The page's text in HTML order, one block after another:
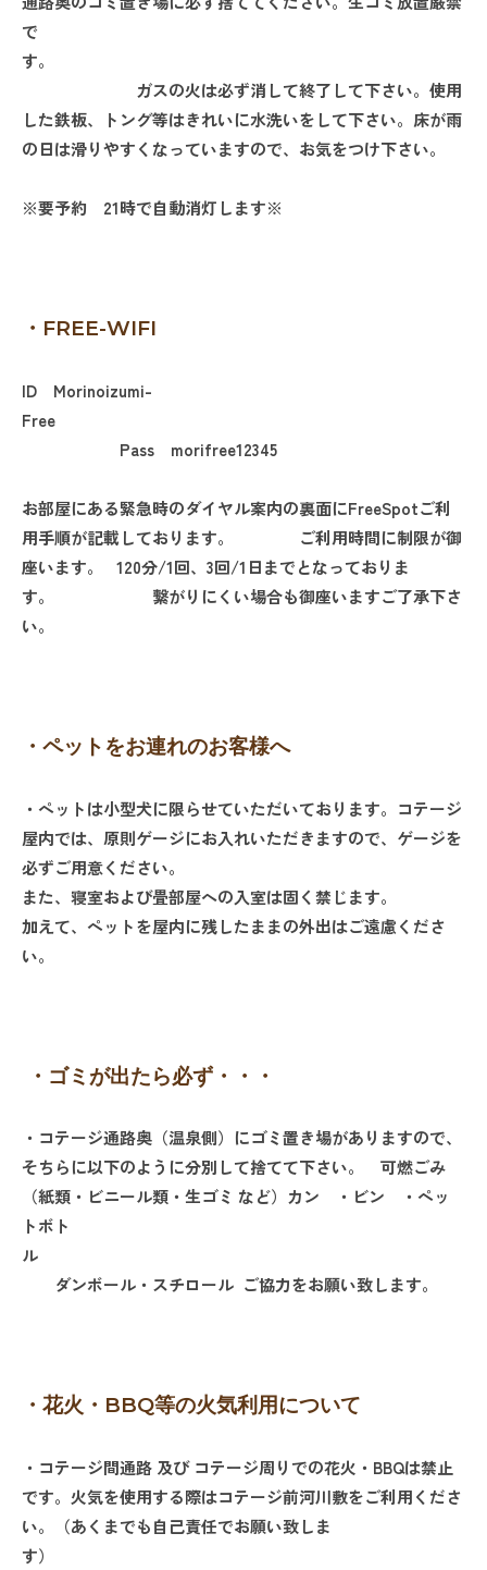
で
す。
ガスの火は必ず消して終了して下さい。 使用
した鉄板、トング等はきれいに水洗いをして下さい。 床が雨
の日は滑りやすくなっていますので、お気をつけ下さい。
※要予約 21時で自動消灯します※
・FREE-WIFI
ID Morinoizumi-
Free
Pass morifree12345
お部屋にある緊急時のダイヤル案内の裏面にFreeSpotご利
用手順が記載しております。 ご利用時間に制限が御
座います。 120分/1回、3回/1日までとなっておりま
す。 繋がりにくい場合も御座いますご了承下さ
い。
・ペットをお連れのお客様へ
・ペットは小型犬に限らせていただいております。コテージ
屋内では、原則ゲージにお入れいただきますので、ゲージを
必ずご用意ください。
また、寝室および畳部屋への入室は固く禁じます。
加えて、ペットを屋内に残したままの外出はご遠慮くださ
い。
・ ゴミが出たら必ず・・・
・コテージ通路奥（温泉側）にゴミ置き場がありますので、
そちらに以下のように分別して捨てて下さい。 可燃ごみ
（紙類・ビニール類・生ゴミ など）カン ・ビン ・ペッ
トボト
ル
ダンボール・スチロール ご協力をお願い致します。
・花火・BBQ等の火気利用について
・コテージ間通路 及び コテージ周りでの花火・BBQは禁止
です。 火気を使用する際はコテージ前河川敷をご利用くださ
い。（あくまでも自己責任でお願い致しま
す）